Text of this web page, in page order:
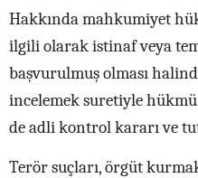
Hakkında mahkumiyet
ilgili olarak istinaf veya
başvurulmuş olması
incelemek suretiyle
de adli kontrol kararı ve
Terör suçları, örgüt